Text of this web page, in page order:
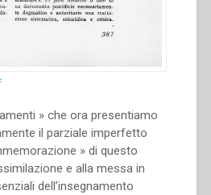
» che ora presentiamo
il parziale imperfetto
» di questo
e alla messa in
dell’insegnamento